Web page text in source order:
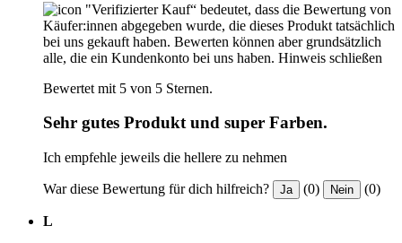
"Verifizierter Kauf“ bedeutet, dass die Bewertung von
Käufer:innen abgegeben wurde, die dieses Produkt tatsächlich
bei uns gekauft haben. Bewerten können aber grundsätzlich
alle, die ein Kundenkonto bei uns haben. Hinweis schließen
Bewertet mit 5 von 5 Sternen.
Sehr gutes Produkt und super Farben.
Ich empfehle jeweils die hellere zu nehmen
War diese Bewertung für dich hilfreich? Ja (0) Nein (0)
L